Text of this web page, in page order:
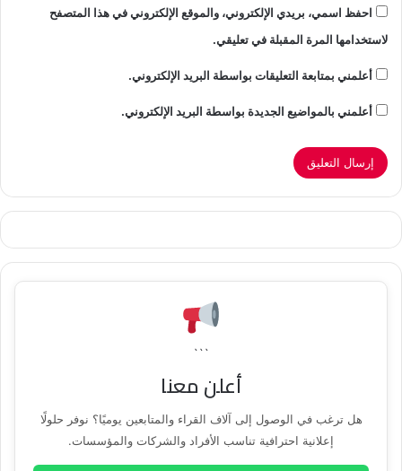
احفظ اسمي، بريدي الإلكتروني، والموقع الإلكتروني في هذا المتصفح
لاستخدامها المرة المقبلة في تعليقي.
أعلمني بمتابعة التعليقات بواسطة البريد الإلكتروني.
أعلمني بالمواضيع الجديدة بواسطة البريد الإلكتروني.
```
أعلن معنا
هل ترغب في الوصول إلى آلاف القراء والمتابعين يوميًا؟ نوفر حلولًا
إعلانية احترافية تناسب الأفراد والشركات والمؤسسات.